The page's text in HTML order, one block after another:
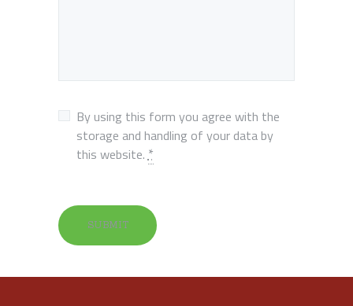
By using this form you agree with the
storage and handling of your data by
this website. *